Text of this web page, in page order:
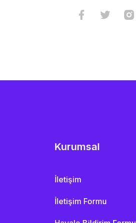
Kurumsal
İletişim
İletişim Formu